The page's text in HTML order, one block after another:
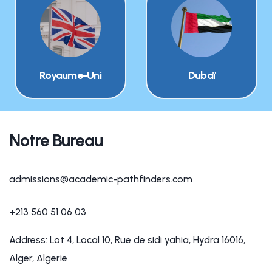
Royaume-Uni Dubaï
Notre Bureau
admissions@academic-pathfinders.com
+213 560 51 06 03
Address: Lot 4, Local 10, Rue de sidi yahia, Hydra 16016,
Alger, Algerie